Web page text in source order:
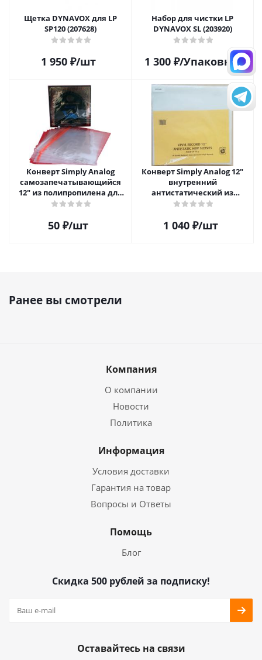
Щетка DYNAVOX для LP
SP120 (207628)
1 950₽/шт
Набор для чистки LP
DYNAVOX SL (203920)
1 300₽/Упаковка
Конверт Simply Analog
самозапечатывающийся
12" из полипропилена для
пластинок
50 ₽/шт
Конверт Simply Analog 12"
внутренний
антистатический из
полиэтилена для пластинок
1 040₽/шт
Ранее вы смотрели
Компания
О компании
Новости
Политика
Информация
Условия доставки
Гарантия на товар
Вопросы и Ответы
Помощь
Блог
Скидка 500 рублей за подписку!
Оставайтесь на связи